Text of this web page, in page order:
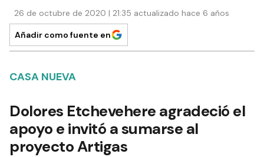
26 de octubre de 2020 | 21:35 actualizado hace 6 años
Añadir como fuente en
CASA NUEVA
Dolores Etchevehere agradeció el
apoyo e invitó a sumarse al
proyecto Artigas